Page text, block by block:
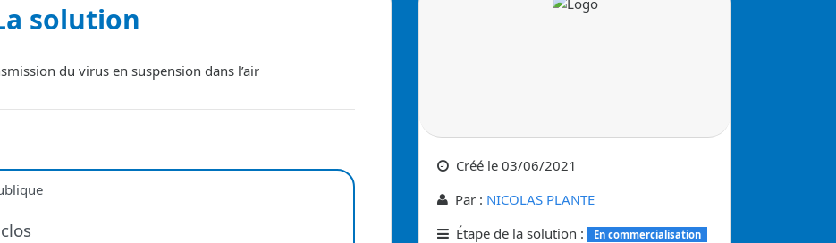
solution
du virus en suspension dans l’air
Créé le 03/06/2021
Par : NICOLAS PLANTE
Étape de la solution :
En commercialisation